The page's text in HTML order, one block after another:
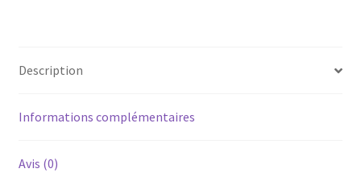
Description
Informations complémentaires
Avis (0)